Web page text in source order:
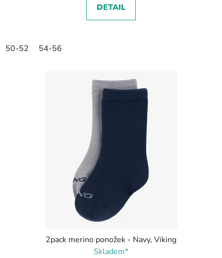
DETAIL
50-52 54-56
2pack merino ponožek - Navy, Viking
Skladem*